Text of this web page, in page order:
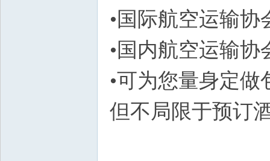
•国际航空
•国内航空
•可为您量身定
但不局限于预订